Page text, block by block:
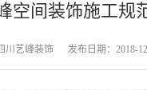
空间装饰施工规
川艺峰装饰 发布日期：2018-